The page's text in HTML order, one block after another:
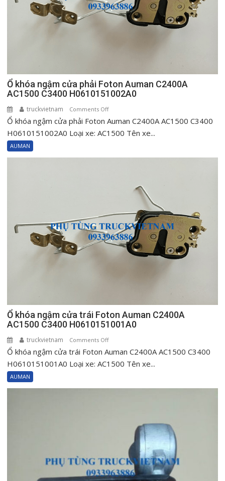
Ổ khóa ngậm cửa phải Foton Auman C2400A
AC1500 C3400 H0610151002A0
truckvietnam Comments Offon
Ổ
khóa
H0610151002A0
Ổ khóa ngậm cửa phải Foton Auman C2400A AC1500 C3400
H0610151002A0 Loại xe: AC1500 Tên xe...
AUMAN
Ổ khóa ngậm cửa trái Foton Auman C2400A
AC1500 C3400 H0610151001A0
truckvietnam Comments Offon
Ổ
khóa
H0610151001A0
Ổ khóa ngậm cửa trái Foton Auman C2400A AC1500 C3400
H0610151001A0 Loại xe: AC1500 Tên xe...
AUMAN